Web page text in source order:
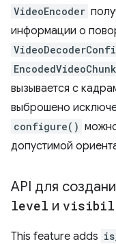
VideoEncoder
информации о
вызывается с
выброшено
configure()
допустимой
API для
level и
This feature adds